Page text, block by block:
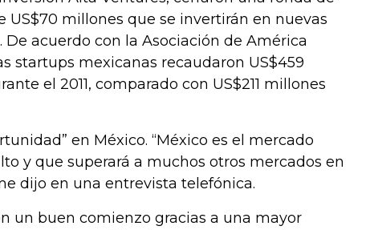
US$70 millones que se invertirán en nuevas
acuerdo con la Asociación de América
startups mexicanas recaudaron US$459
el 2011, comparado con US$211 millones
en México. “México es el mercado
y que superará a muchos otros mercados en
dijo en una entrevista telefónica.
un buen comienzo gracias a una mayor